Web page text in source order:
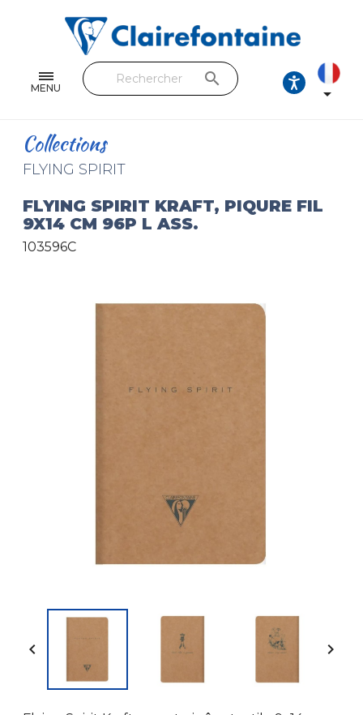
MENU
Feuilles & Copies
Beaux-arts & Dessin
Loisirs créatifs
Cuir & trousses
Toutes les collections
search

Collections
FLYING SPIRIT
FLYING SPIRIT KRAFT, PIQURE FIL
9X14 CM 96P L ASS.
103596C
 